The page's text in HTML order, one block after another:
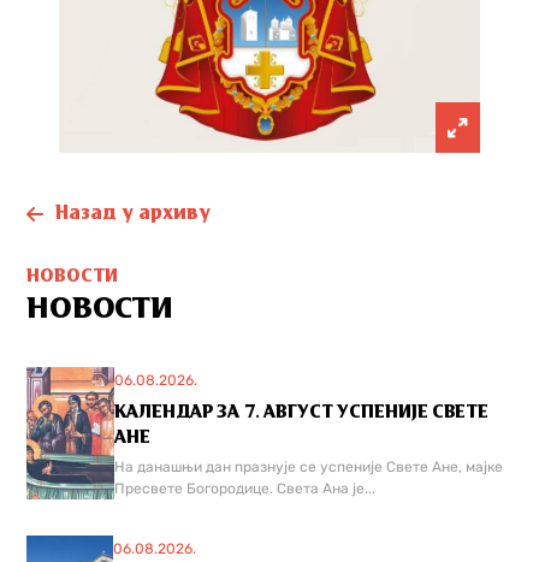
Назад у архиву
НОВОСТИ
НОВОСТИ
06.08.2026.
КАЛЕНДАР ЗА 7. АВГУСТ УСПЕНИЈЕ СВЕТЕ
АНЕ
На данашњи дан празнује се успеније Свете Ане, мајке
Пресвете Богородице. Света Ана је...
06.08.2026.